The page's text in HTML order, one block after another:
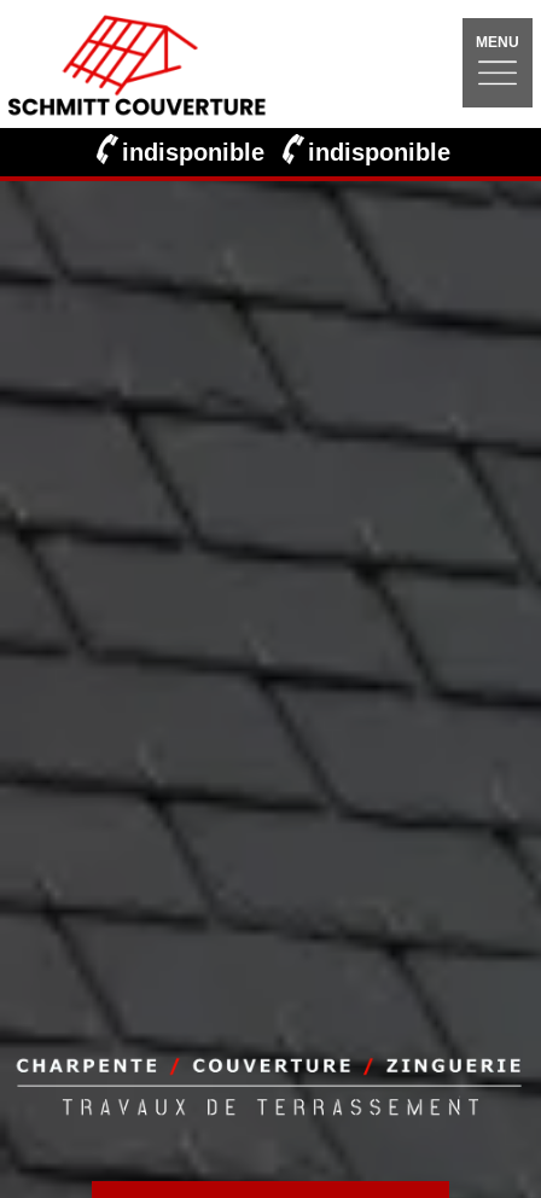
MENU
indisponible indisponible